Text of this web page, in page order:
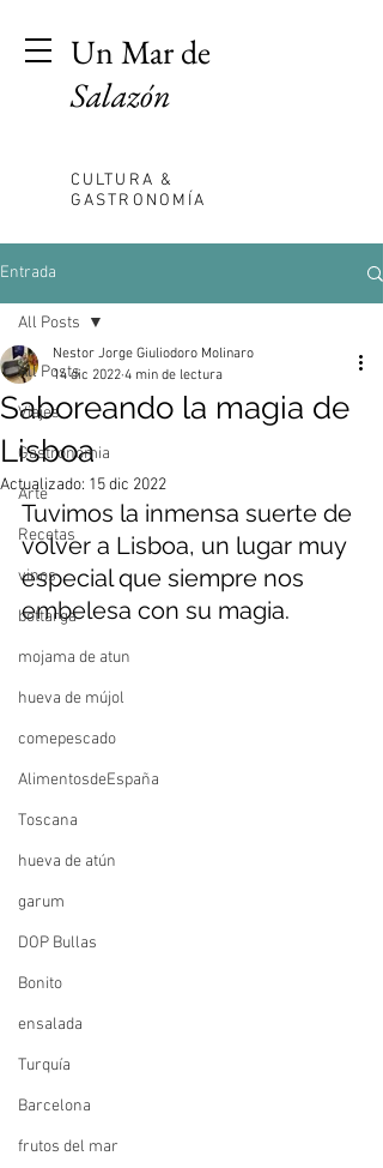
Un Mar de
Salazón
CULTURA &
GASTRONOMÍA
Entrada
All Posts
Viajes
Gastronomia
Arte
Recetas
vinos
bottarga
mojama de atun
hueva de mújol
comepescado
AlimentosdeEspaña
Toscana
hueva de atún
garum
DOP Bullas
Bonito
ensalada
Turquía
Barcelona
frutos del mar
All Posts
Saboreando la magia de
Lisboa
Nestor Jorge Giuliodoro Molinaro
14 dic 2022 4 min de lectura
Actualizado: 15 dic 2022
Tuvimos la inmensa suerte de
volver a Lisboa, un lugar muy
especial que siempre nos
embelesa con su magia.